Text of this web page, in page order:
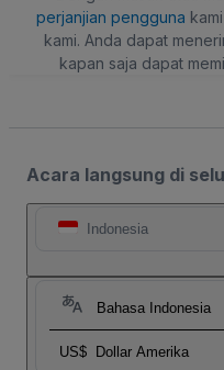
perjanjian pengguna
kami. Anda dapat
kapan saja dapat
Acara langsung di
Indonesia
Bahasa Indonesia
US$ Dollar Amerika